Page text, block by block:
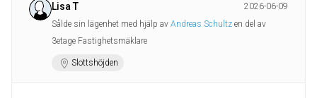
Lisa T
2026-06-09
Sålde sin lägenhet med hjälp av Andreas Schultz en del av
3etage Fastighetsmäklare
Slottshöjden